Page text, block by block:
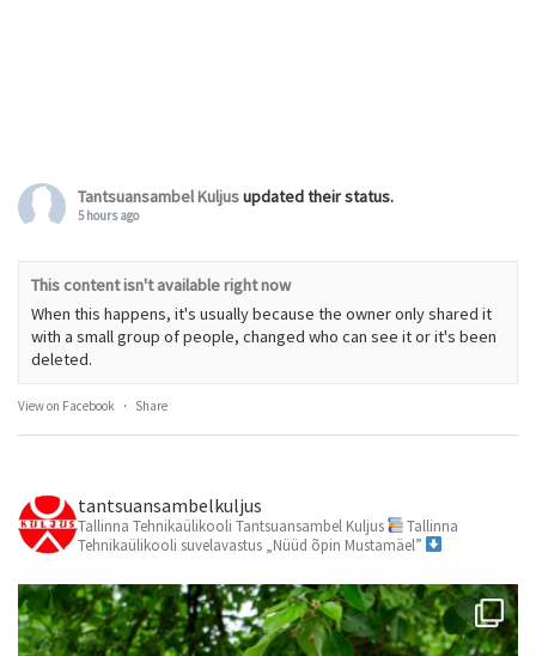
Tantsuansambel Kuljusupdated their status.
5 hours ago
This content isn't available right now
When this happens, it's usually because the owner only shared it
with a small group of people, changed who can see it or it's been
deleted.
View on Facebook · Share
tantsuansambelkuljus
Tallinna Tehnikaülikooli Tantsuansambel Kuljus
Tallinna
Tehnikaülikooli suvelavastus „Nüüd õpin Mustamäel”